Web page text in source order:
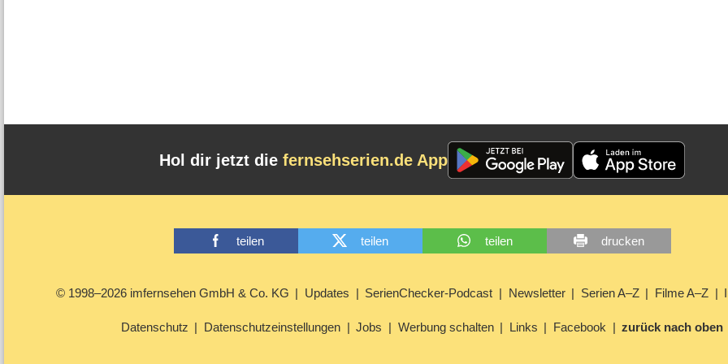
Hol dir jetzt die fernsehserien.de App
teilen teilen teilen drucken
© 1998–2026 imfernsehen GmbH & Co. KG Updates SerienChecker-Podcast Newsletter Serien A–Z Filme A–Z
Datenschutz Datenschutzeinstellungen Jobs Werbung schalten Links Facebook zurück nach oben